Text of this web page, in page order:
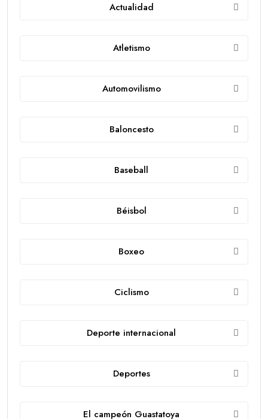
Actualidad
Atletismo
Automovilismo
Baloncesto
Baseball
Béisbol
Boxeo
Ciclismo
Deporte internacional
Deportes
El campeón Guastatoya